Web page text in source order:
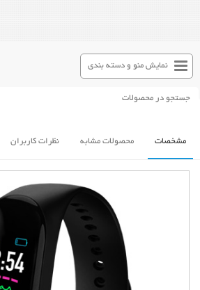
نمایش منو و دسته بندی
مشخصات محصولات مشابه نظرات کاربران